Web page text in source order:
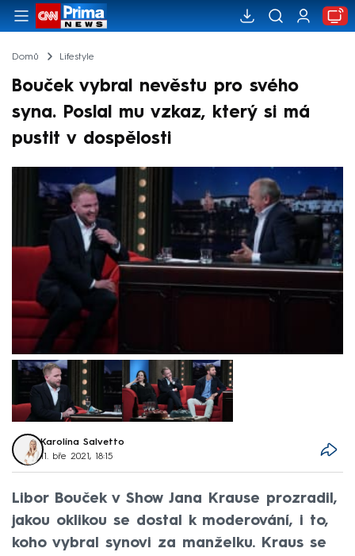
Domů Lifestyle
Bouček vybral nevěstu pro svého
syna. Poslal mu vzkaz, který si má
pustit v dospělosti
Karolína Salvetto
11. bře 2021, 18:15
Libor Bouček v Show Jana Krause prozradil,
jakou oklikou se dostal k moderování, i to,
koho vybral synovi za manželku. Kraus se